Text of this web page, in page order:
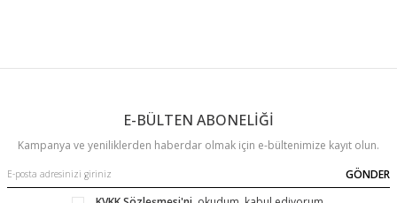
E-BÜLTEN ABONELİĞİ
Kampanya ve yeniliklerden haberdar olmak için e-bültenimize kayıt olun.
GÖNDER